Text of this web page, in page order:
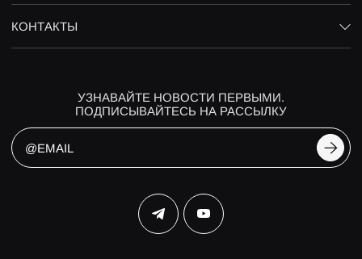
КОНТАКТЫ
УЗНАВАЙТЕ НОВОСТИ ПЕРВЫМИ.
ПОДПИСЫВАЙТЕСЬ НА РАССЫЛКУ